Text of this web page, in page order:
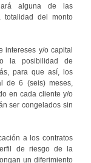
alguna de las
totalidad del monto
intereses y/o capital
la posibilidad de
para que así, los
de 6 (seis) meses,
en cada cliente y/o
ser congelados sin
a los contratos
de riesgo de la
un diferimiento